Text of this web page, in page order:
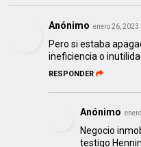
Anónimo enero 26, 2023
Pero si estaba
ineficiencia o
RESPONDER
Anónimo
Negocio
testigo